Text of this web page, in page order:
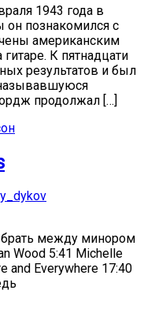
1943 года в
познакомился с
американским
К пятнадцати
результатов и был
продолжал […]
между минором
Wood 5:41 Michelle
and Everywhere 17:40